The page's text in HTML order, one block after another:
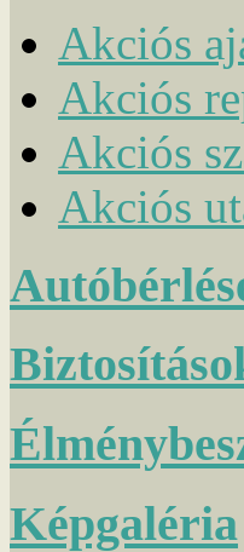
Akciós
Akciós
Akciós
Akciós
Képgaléria